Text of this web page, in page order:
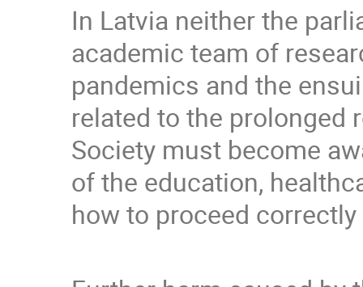
In Latvia neither the
academic team of
pandemics and the
related to the prolonged
Society must become
of the education,
how to proceed